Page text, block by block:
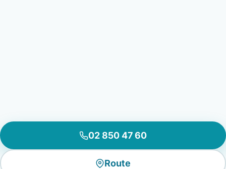
02 850 47 60
Route